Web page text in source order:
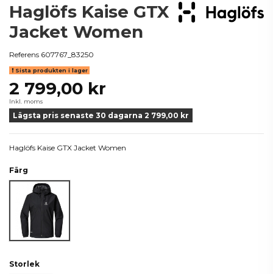
Haglöfs Kaise GTX
Jacket Women
Referens 607767_83250
Sista produkten i lager
2 799,00 kr
Inkl. moms
Lägsta pris senaste 30 dagarna 2 799,00 kr
Haglöfs Kaise GTX Jacket Women
Färg
True Black
Storlek